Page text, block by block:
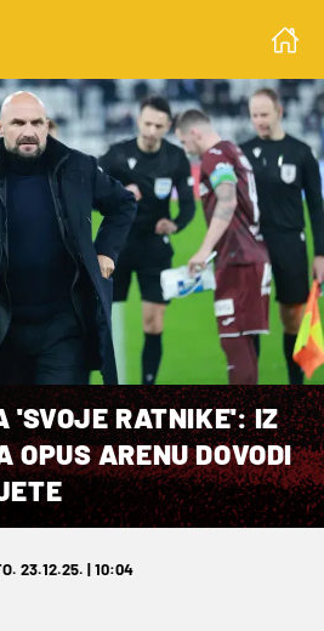
'SVOJE RATNIKE': IZ
ARENU DOVODI
23.12.25. | 10:04